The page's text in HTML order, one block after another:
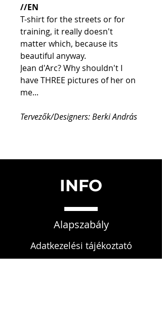
//EN
T-shirt for the streets or for
training, it really doesn't
matter which, because its
beautiful anyway.
Jean d'Arc? Why shouldn't I
have THREE pictures of her on
me...
Tervezők/Designers: Berki András
INFO
Alapszabály
Adatkezelési tájékoztató